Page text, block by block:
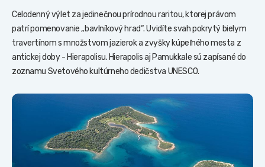
Celodenný výlet za jedinečnou prírodnou raritou, ktorej právom
patrí pomenovanie „bavlníkový hrad“. Uvidíte svah pokrytý bielym
travertínom s množstvom jazierok a zvyšky kúpeľného mesta z
antickej doby - Hierapolisu. Hierapolis aj Pamukkale sú zapísané do
zoznamu Svetového kultúrneho dedičstva UNESCO.